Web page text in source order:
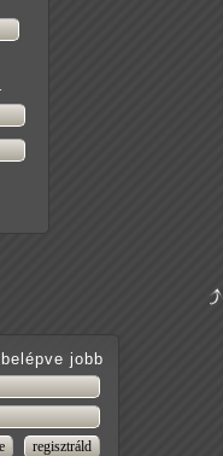
belépve jobb